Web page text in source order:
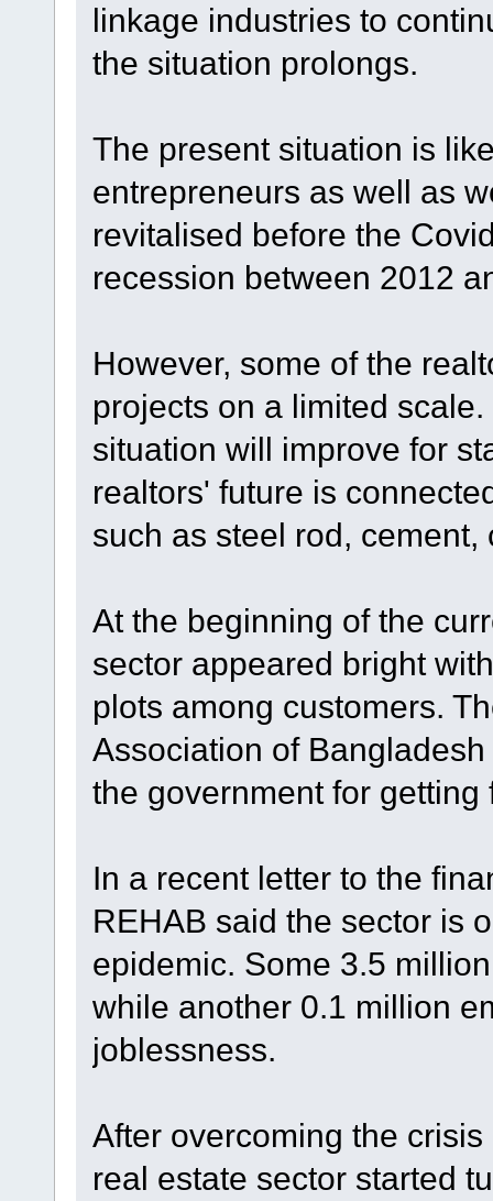
linkage industries to
the situation prolongs.
The present situation is
entrepreneurs as well as
revitalised before the
recession between 2012
However, some of the
projects on a limited
situation will improve for
realtors' future is
such as steel rod,
At the beginning of the
sector appeared bright
plots among customers.
Association of
the government for
In a recent letter to the
REHAB said the sector is
epidemic. Some 3.5
while another 0.1 million
joblessness.
After overcoming the
real estate sector started